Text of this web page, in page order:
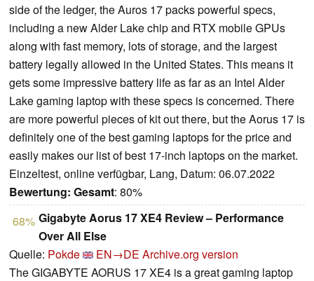
side of the ledger, the Auros 17 packs powerful specs,
including a new Alder Lake chip and RTX mobile GPUs
along with fast memory, lots of storage, and the largest
battery legally allowed in the United States. This means it
gets some impressive battery life as far as an Intel Alder
Lake gaming laptop with these specs is concerned. There
are more powerful pieces of kit out there, but the Aorus 17 is
definitely one of the best gaming laptops for the price and
easily makes our list of best 17-inch laptops on the market.
Einzeltest, online verfügbar, Lang, Datum: 06.07.2022
Bewertung: Gesamt: 80%
68% Gigabyte Aorus 17 XE4 Review – Performance
Over All Else
Quelle: Pokde EN→DE Archive.org version
The GIGABYTE AORUS 17 XE4 is a great gaming laptop